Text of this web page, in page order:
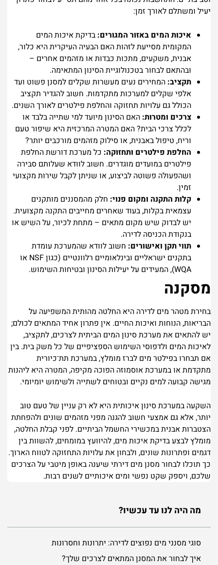
יעיל ומשתלם לאורך זמן:
איכות המים באזור המגורים: בדיקת איכות המים
המקומית מסייעת לזהות האם הבעיה העיקרית היא כלור,
אבנית, משקעים, מתכות כבדות או מזהמים אחרים –
ובהתאם לבחור בטכנולוגיית הסינון המתאימה.
תקציב: המחירים נעים מעשרות שקלים למסנן פשוט ועד
אלפי שקלים למערכות מתקדמות. חשוב להגדיר תקציב
הכולל גם עלויות תחזוקה והחלפת פילטרים לאורך השנים.
צרכים ומטרות: האם הסינון מיועד למי שתייה בלבד או
לכלל צרכי הבית? האם המטרה המרכזית היא שיפור טעם
וריח, טיפול באבנית, או סילוק מזהמים מורכבים יותר?
החלפת פילטרים ותחזוקה: כל מערכת דורשת החלפת
פילטרים במועדים מוגדרים. חשוב לוודא שעלותם סבירה
ושהפעולה פשוטה לביצוע, או שניתן לקבל שירות מקצועי
זמין.
קלות התקנה ומקום פנוי: חלק מהמסננים מותקנים
עצמאית בקלות, בעוד שאחרים מחייבים התקנה מקצועית.
יש לבדוק שיש מקום מתאים – מתחת לכיור, על השיש או
בנקודת הכניסה לדירה.
תווי תקן ואישורים: חשוב לוודא שהמערכת עומדת
בתקנים ישראליים ובינלאומיים רלוונטיים (כגון NSF או
WQA), המעידים על יעילות הסינון ובטיחות השימוש.
מסקנה
בחירת מטהר מים לדירה היא החלטה מהותית המשפיעה על
הבריאות, הנוחות ואיכות החיים. אין פתרון אחיד המתאים לכולם;
יש להתאים את מערכת סינון המים הביתית לצרכים, לתקציב,
לאיכות המים ולדפוסי השימוש הספציפיים של כל משק בית. בין
אם תבחרו בפילטר מים לברז מומלץ, במערכת תת־כיורית
מתקדמת או במערכת אוסמוזה הפוכה מקיפה, המטרה היא ליהנות
מגישה קבועה למים נקיים ובטוחים לשתייה ולשימוש יומיומי.
השקעה במערכת סינון איכותית היא לא רק עניין של טעם טוב
יותר, אלא גם אמצעי חשוב להגנה מפני מזהמים שונים ולהפחתת
הצטברות אבנית במכשירי החשמל הביתיים. לפני קבלת החלטה,
מומלץ לבצע בדיקת איכות מים, להיוועץ במומחים, להשוות בין
דגמים ופתרונות שונים, ולבחון את עלויות התחזוקה לטווח הארוך.
כך תוכלו לבחור מסנן מים דירתי שיענה באופן מיטבי על הצרכים
שלכם, ויספק שקט נפשי ומים איכותיים לשנים רבות.
מה היה לנו עד עכשיו?
סוגי מסנני מים נפוצים לדירה: יתרונות וחסרונות
איך לבחור את המסנן המתאים לצרכים שלך?